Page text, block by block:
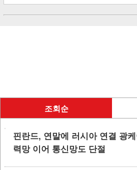
조회순
핀란드, 연말에 러시아 연결 광
력망 이어 통신망도 단절